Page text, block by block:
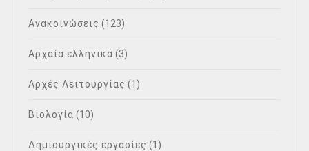
Ανακοινώσεις (123)
Αρχαία ελληνικά (3)
Αρχές Λειτουργίας (1)
Βιολογία (10)
Δημιουργικές εργασίες (1)